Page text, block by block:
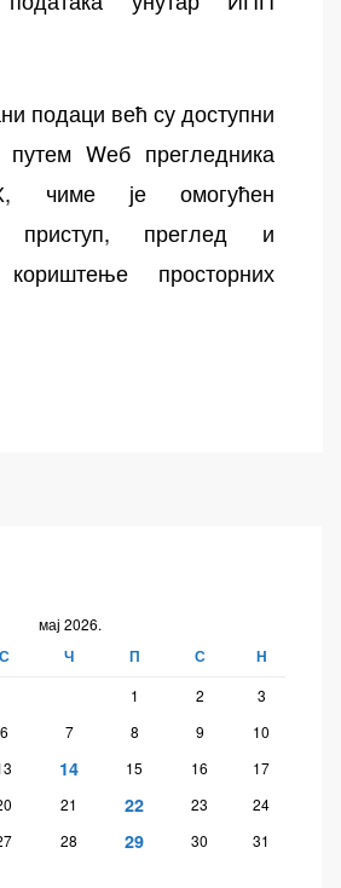
подаци већ су доступни
путем Wеб прегледника
чиме је омогућен
приступ, преглед и
кориштење просторних
мај 2026.
С Ч П С Н
1 2 3
6 7 8 9
10
14 15 16
17
21 22 23
24
28 29 30
31